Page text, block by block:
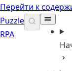
Перейти к
Puzzle
RPA